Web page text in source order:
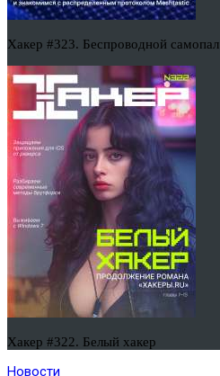
Хакер #323. Беспроводной самопал
Хакер #322. Белый хакер
Новости